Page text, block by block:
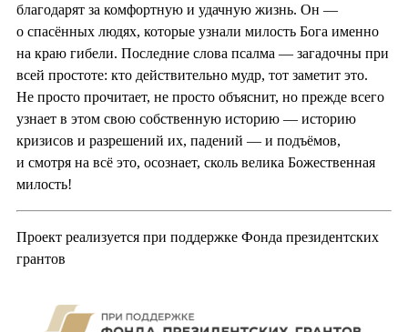
благодарят за комфортную и удачную жизнь. Он —
о спасённых людях, которые узнали милость Бога именно
на краю гибели. Последние слова псалма — загадочны при
всей простоте: кто действительно мудр, тот заметит это.
Не просто прочитает, не просто объяснит, но прежде всего
узнает в этом свою собственную историю — историю
кризисов и разрешений их, падений — и подъёмов,
и смотря на всё это, осознает, сколь велика Божественная
милость!
Проект реализуется при поддержке Фонда президентских
грантов